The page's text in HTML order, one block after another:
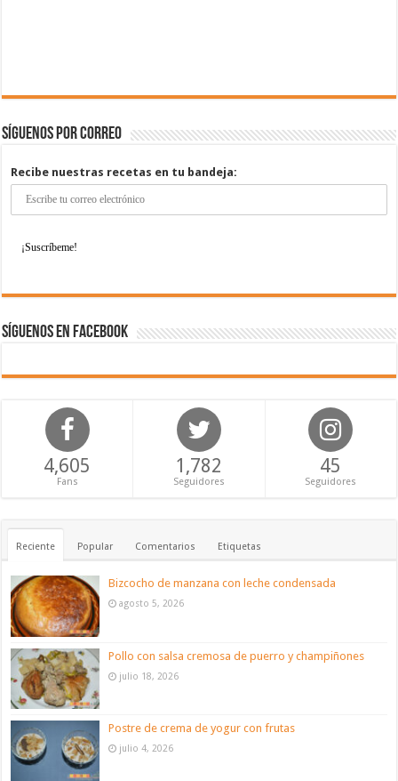
Síguenos por correo
Recibe nuestras recetas en tu bandeja:
Síguenos en Facebook
4,605
Fans
1,782
Seguidores
45
Seguidores
Reciente Popular Comentarios Etiquetas
Bizcocho de manzana con leche condensada
agosto 5, 2026
Pollo con salsa cremosa de puerro y champiñones
julio 18, 2026
Postre de crema de yogur con frutas
julio 4, 2026